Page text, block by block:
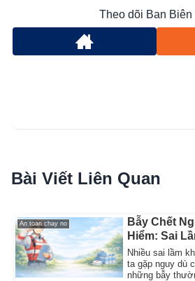
Theo dõi Ban Biên
Bài Viết Liên Quan
An toan chay no
Bẫy Chết
Hiểm: Sai
Nhiều sai lầm
ta gặp nguy dù
những bẫy